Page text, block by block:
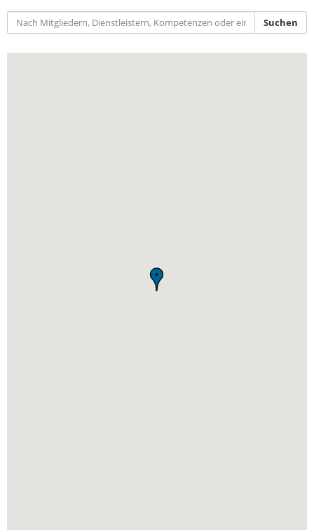
Start-Up Augsburg